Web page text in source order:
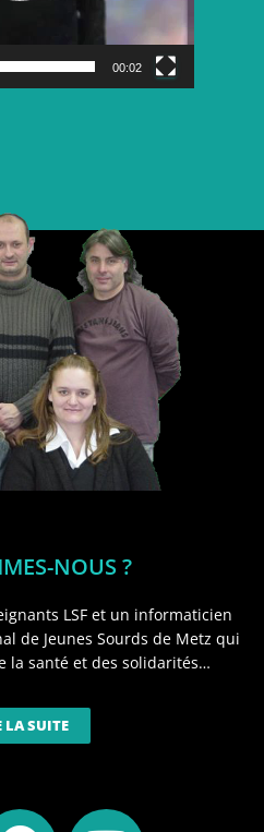
00:02
NOUS ?
LSF et un informaticien
de Jeunes Sourds de Metz qui
la santé et des solidarités…
LA SUITE